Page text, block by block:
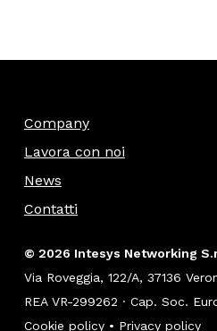
Company
Lavora con noi
News
Contatti
© 2026 Intesys Networking
Via Roveggia, 122/A, 37136
REA VR-299262 · Cap. Soc.
Cookie policy• Privacy policy